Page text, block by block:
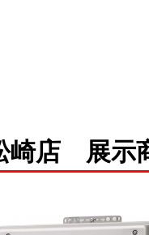
崎店 展示